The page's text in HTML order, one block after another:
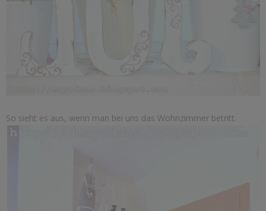
So sieht es aus, wenn man bei uns das Wohnzimmer betritt.